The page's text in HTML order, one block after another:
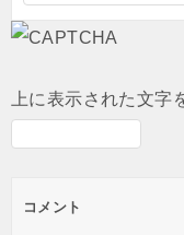
上に表示された文字
コメント